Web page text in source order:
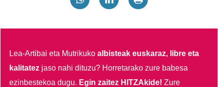
Lea-Artibai eta Mutrikukoalbisteak euskaraz, libre eta
kalitatez jaso nahi dituzu? Horretarako zure babesa
ezinbestekoa dugu. Egin zaitez HITZAkide!Zure